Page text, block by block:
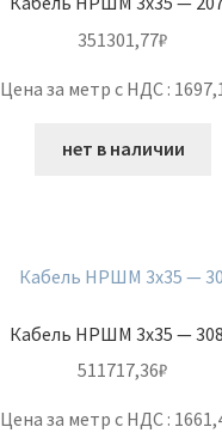
351301,77₽
Цена за метр с НДС :
нет в наличии
Кабель НРШМ 3х35 —
511717,36₽
Цена за метр с НДС :